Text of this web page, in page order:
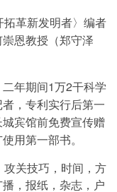
革新发明者〉编者
恩教授（郑守泽
年期间1万2干科学
，专利实行后第一
宾馆前免费宣传赠
用第一部书。
关技巧，时间，方
，报纸，杂志，户